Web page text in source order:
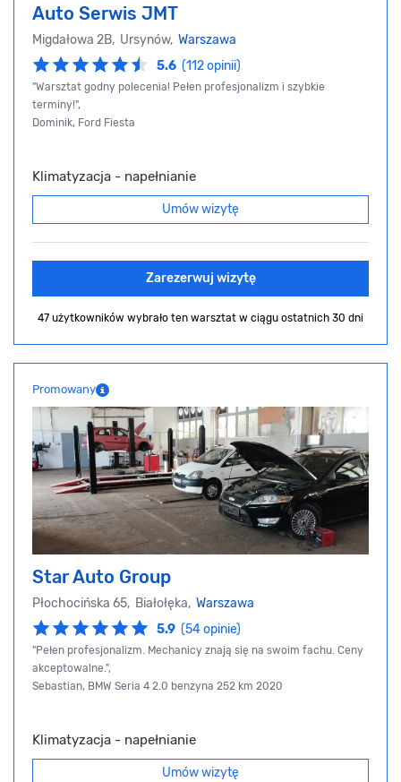
Auto Serwis JMT
Migdałowa 2B, Ursynów, Warszawa
5.6 (112 opinii)
"Warsztat godny polecenia! Pełen profesjonalizm i szybkie
terminy!",
Dominik, Ford Fiesta
Klimatyzacja - napełnianie
Umów wizytę
Zarezerwuj wizytę
47 użytkowników wybrało ten warsztat w ciągu ostatnich 30 dni
Promowany
Star Auto Group
Płochocińska 65, Białołęka, Warszawa
5.9 (54 opinie)
"Pełen profesjonalizm. Mechanicy znają się na swoim fachu. Ceny
akceptowalne.",
Sebastian, BMW Seria 4 2.0 benzyna 252 km 2020
Klimatyzacja - napełnianie
Umów wizytę